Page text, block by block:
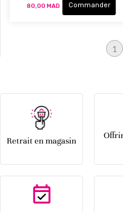
80,00 MAD Commander
Page
1
Retrait en magasin